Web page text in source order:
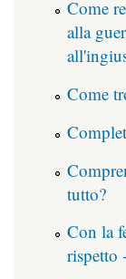
Come
alla
Come
tutto?
Con la
rispetto